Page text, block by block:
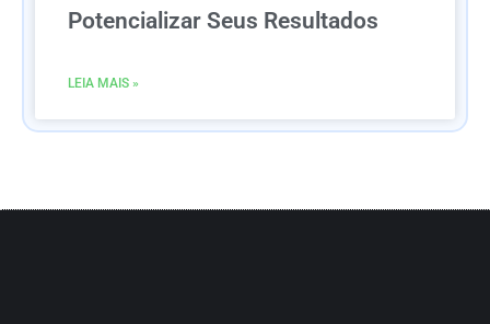
Potencializar Seus Resultados
LEIA MAIS »